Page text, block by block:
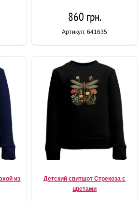
860 грн.
Артикул: 641635
из
Детский свитшот Стрекоза с
цветами